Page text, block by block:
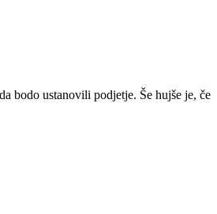
bodo ustanovili podjetje. Še hujše je, če